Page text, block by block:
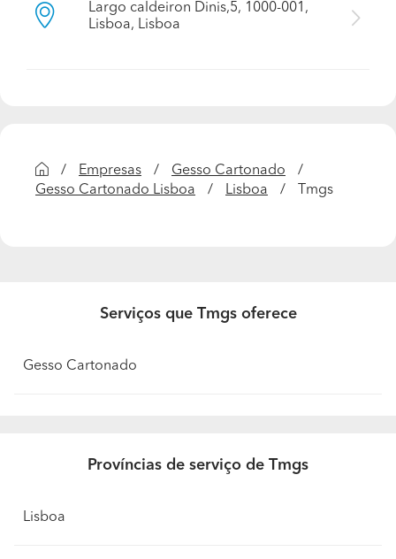
Largo caldeiron Dinis,5, 1000-001,
Lisboa, Lisboa
Empresas
Gesso Cartonado
Gesso Cartonado Lisboa
Lisboa Tmgs
Serviços que Tmgs oferece
Gesso Cartonado
Províncias de serviço de Tmgs
Lisboa